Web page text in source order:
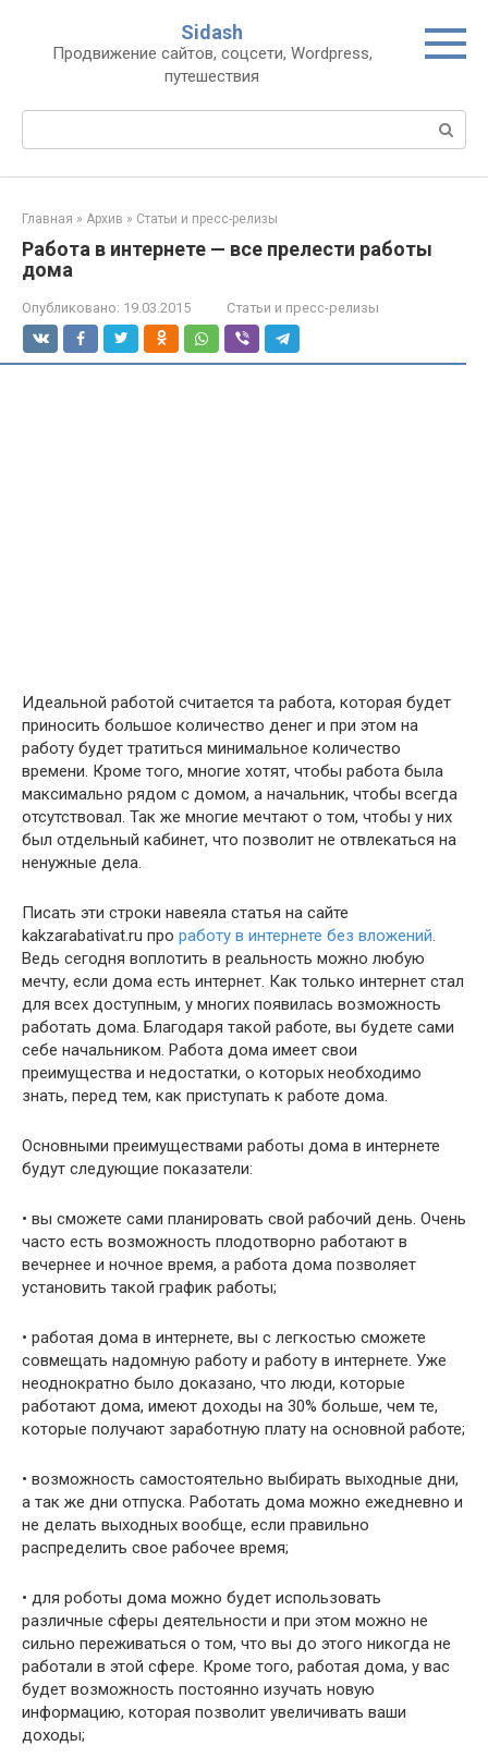
контенту
Sidash
Продвижение сайтов, соцсети, Wordpress,
путешествия
Главная » Архив » Статьи и пресс-релизы
Работа в интернете — все прелести работы
дома
Опубликовано: 19.03.2015 Статьи и пресс-релизы
Идеальной работой считается та работа, которая будет
приносить большое количество денег и при этом на
работу будет тратиться минимальное количество
времени. Кроме того, многие хотят, чтобы работа была
максимально рядом с домом, а начальник, чтобы всегда
отсутствовал. Так же многие мечтают о том, чтобы у них
был отдельный кабинет, что позволит не отвлекаться на
ненужные дела.
Писать эти строки навеяла статья на сайте
kakzarabativat.ru про работу в интернете без вложений.
Ведь сегодня воплотить в реальность можно любую
мечту, если дома есть интернет. Как только интернет стал
для всех доступным, у многих появилась возможность
работать дома. Благодаря такой работе, вы будете сами
себе начальником. Работа дома имеет свои
преимущества и недостатки, о которых необходимо
знать, перед тем, как приступать к работе дома.
Основными преимуществами работы дома в интернете
будут следующие показатели:
• вы сможете сами планировать свой рабочий день. Очень
часто есть возможность плодотворно работают в
вечернее и ночное время, а работа дома позволяет
установить такой график работы;
• работая дома в интернете, вы с легкостью сможете
совмещать надомную работу и работу в интернете. Уже
неоднократно было доказано, что люди, которые
работают дома, имеют доходы на 30% больше, чем те,
которые получают заработную плату на основной работе;
• возможность самостоятельно выбирать выходные дни,
а так же дни отпуска. Работать дома можно ежедневно и
не делать выходных вообще, если правильно
распределить свое рабочее время;
• для роботы дома можно будет использовать
различные сферы деятельности и при этом можно не
сильно переживаться о том, что вы до этого никогда не
работали в этой сфере. Кроме того, работая дома, у вас
будет возможность постоянно изучать новую
информацию, которая позволит увеличивать ваши
доходы;